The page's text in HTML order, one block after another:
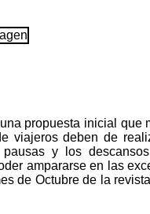
propuesta inicial que
viajeros deben de
y los
ampararse en las
de Octubre de la